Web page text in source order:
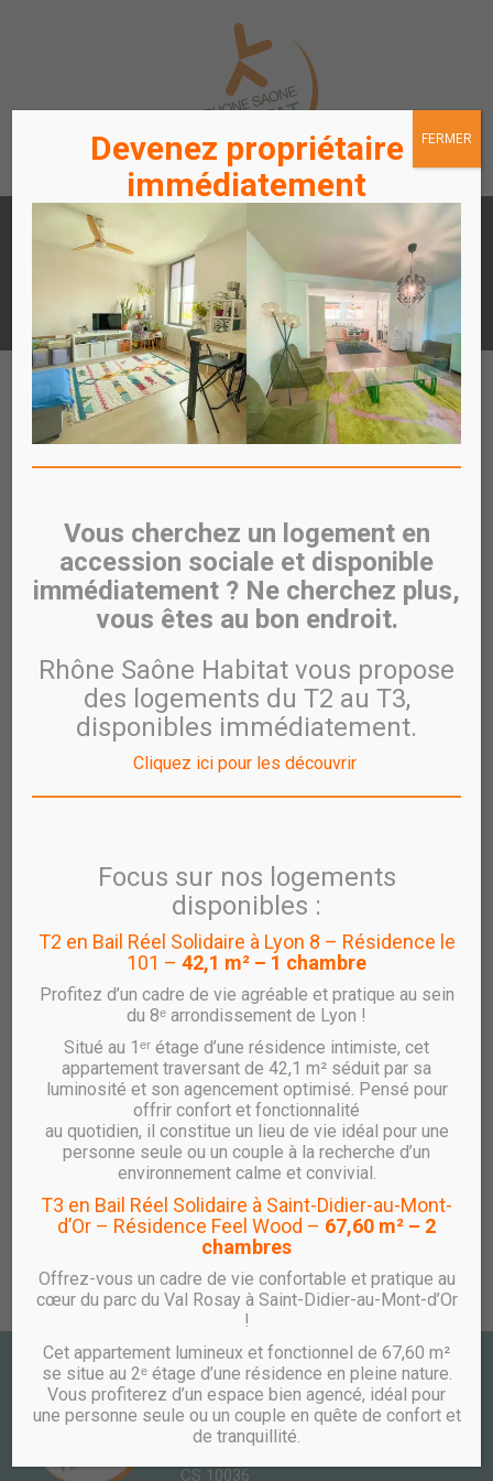
ACHETER
UN APPARTEMENT
UN APPARTEMENT /
STATIONNEMENT
ACCÈS
LOCATAIRES / PROPRIÉTAIRES
ACCÈS
COPROPRIÉTAIRES
le
menu
2021
BAUMSCHLAGER EBERLE
Villeurbanne La Soie
CONTACT
PÔLE COOPÉRATIF WOOPA
10 avenue des Canuts
CS 10036
Devenez propriétaire
immédiatement
Vous cherchez un logement en
accession sociale et disponible
immédiatement ? Ne cherchez plus,
vous êtes au bon endroit.
Rhône Saône Habitat vous propose
des logements du T2 au T3,
disponibles immédiatement.
Cliquez ici pour les découvrir
Focus sur nos logements
disponibles :
T2 en Bail Réel Solidaire à Lyon 8 – Résidence le
101 – 42,1 m² – 1 chambre
Profitez d’un cadre de vie agréable et pratique au sein
du 8ᵉ arrondissement de Lyon !
Situé au 1ᵉʳ étage d’une résidence intimiste, cet
appartement traversant de 42,1 m² séduit par sa
luminosité et son agencement optimisé. Pensé pour
offrir confort et fonctionnalité
au quotidien, il constitue un lieu de vie idéal pour une
personne seule ou un couple à la recherche d’un
environnement calme et convivial.
T3 en Bail Réel Solidaire à Saint-Didier-au-Mont-
d’Or – Résidence Feel Wood – 67,60 m² – 2
chambres
Offrez-vous un cadre de vie confortable et pratique au
cœur du parc du Val Rosay à Saint-Didier-au-Mont-d’Or
!
Cet appartement lumineux et fonctionnel de 67,60 m²
se situe au 2ᵉ étage d’une résidence en pleine nature.
Vous profiterez d’un espace bien agencé, idéal pour
une personne seule ou un couple en quête de confort et
de tranquillité.
FERMER